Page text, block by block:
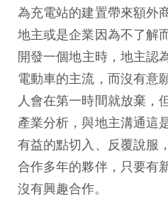
為充電站的建置帶來額外
地主或是企業因為不了解
開發一個地主時，地主認
電動車的主流，而沒有意
人會在第一時間就放棄，
產業分析，與地主溝通這
有益的點切入、反覆說服
合作多年的夥伴，只要有
沒有興趣合作。